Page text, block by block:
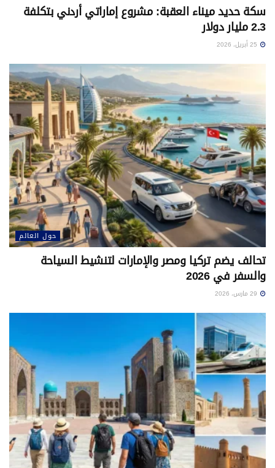
سكة حديد ميناء العقبة: مشروع إماراتي أردني بتكلفة
2.3 مليار دولار
حول العالم
تحالف يضم تركيا ومصر والإمارات لتنشيط السياحة
والسفر في 2026